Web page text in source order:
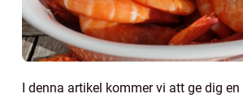
I denna artikel kommer vi att ge dig